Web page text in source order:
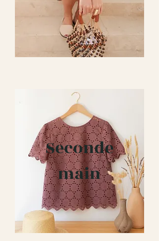
Seconde
main